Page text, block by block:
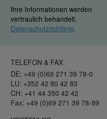
Ihre Informationen werden
vertraulich behandelt.
Datenschutzrichtlinie.
TELEFON & FAX
DE: +49 (0)69 271 39 78-0
LU: +352 42 80 42 83
CH: +41 44 350 42 42
Fax: +49 (0)69 271 39 78-99